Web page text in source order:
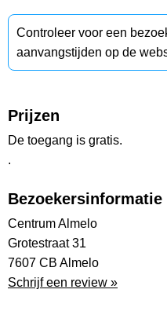
Controleer voor een
aanvangstijden op de
Prijzen
De toegang is gratis.
.
Bezoekersinformatie
Centrum Almelo
Grotestraat 31
7607 CB Almelo
Schrijf een review »